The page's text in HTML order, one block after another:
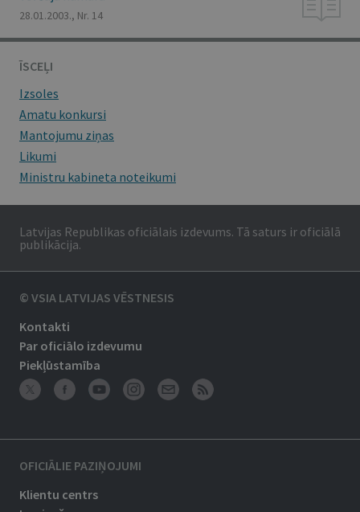
28.01.2003., Nr. 14
ĪSCEĻI
Izsoles
Amatu konkursi
Mantojumu ziņas
Likumi
Ministru kabineta noteikumi
Latvijas Republikas oficiālais izdevums. Tā saturs ir oficiālā
publikācija.
© VSIA LATVIJAS VĒSTNESIS
Kontakti
Par oficiālo izdevumu
Piekļūstamība
OFICIĀLIE PAZIŅOJUMI
Klientu centrs